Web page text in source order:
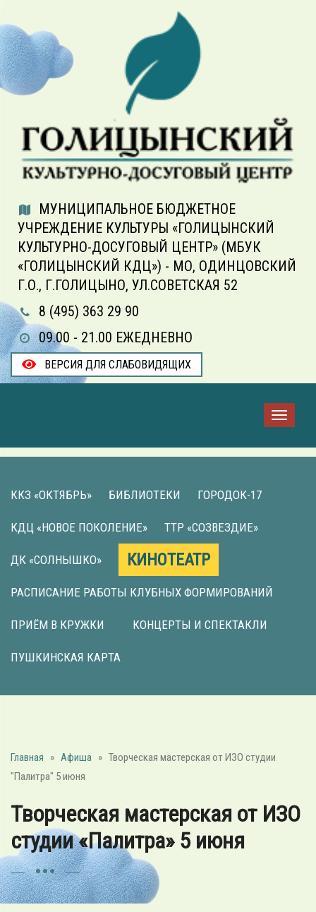
МУНИЦИПАЛЬНОЕ БЮДЖЕТНОЕ
УЧРЕЖДЕНИЕ КУЛЬТУРЫ «ГОЛИЦЫНСКИЙ
КУЛЬТУРНО-ДОСУГОВЫЙ ЦЕНТР» (МБУК
«ГОЛИЦЫНСКИЙ КДЦ») - МО, ОДИНЦОВСКИЙ
Г.О., Г.ГОЛИЦЫНО, УЛ.СОВЕТСКАЯ 52
8 (495) 363 29 90
09.00 - 21.00 ЕЖЕДНЕВНО
ВЕРСИЯ ДЛЯ СЛАБОВИДЯЩИХ
ККЗ «ОКТЯБРЬ» БИБЛИОТЕКИ ГОРОДОК-17
КДЦ «НОВОЕ ПОКОЛЕНИЕ» ТТР «СОЗВЕЗДИЕ»
ДК «СОЛНЫШКО» КИНОТЕАТР
РАСПИСАНИЕ РАБОТЫ КЛУБНЫХ ФОРМИРОВАНИЙ
ПРИЁМ В КРУЖКИ КОНЦЕРТЫ И СПЕКТАКЛИ
ПУШКИНСКАЯ КАРТА
Главная » Афиша » Творческая мастерская от ИЗО студии
"Палитра" 5 июня
Творческая мастерская от ИЗО
студии «Палитра» 5 июня